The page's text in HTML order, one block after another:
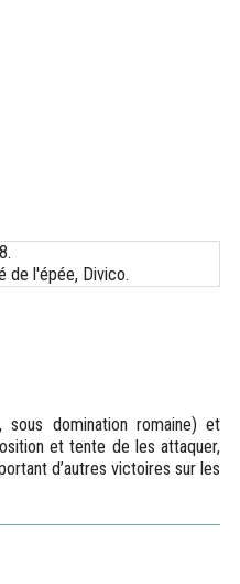
de l'épée, Divico.
sous domination romaine) et
et tente de les attaquer,
d’autres victoires sur les